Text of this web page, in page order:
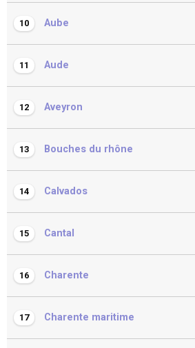
10 Aube
11 Aude
12 Aveyron
13 Bouches du rhône
14 Calvados
15 Cantal
16 Charente
17 Charente maritime